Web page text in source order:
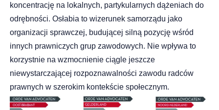
koncentrację na lokalnych, partykularnych dążeniach do
odrębności. Osłabia to wizerunek samorządu jako
organizacji sprawczej, budującej silną pozycję wśród
innych prawniczych grup zawodowych. Nie wpływa to
korzystnie na wzmocnienie ciągle jeszcze
niewystarczającej rozpoznawalności zawodu radców
prawnych w szerokim kontekście społecznym.